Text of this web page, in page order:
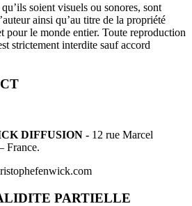
soient visuels ou sonores, sont
ainsi qu’au titre de la propriété
pour le monde entier. Toute reproduction
strictement interdite sauf accord
DIFFUSION - 12 rue Marcel
France.
PARTIELLE